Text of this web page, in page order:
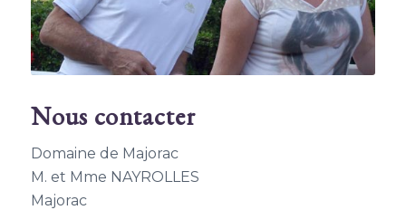
Nous contacter
Domaine de Majorac
M. et Mme NAYROLLES
Majorac